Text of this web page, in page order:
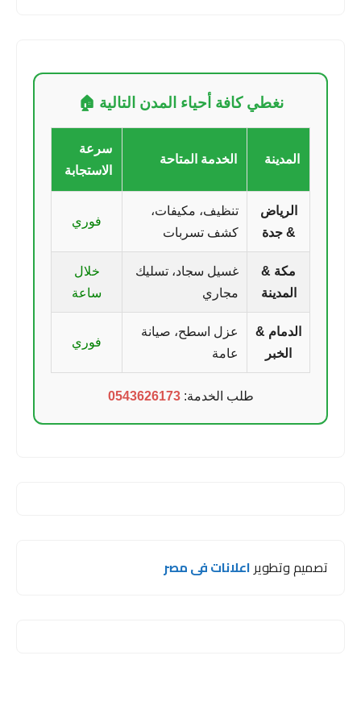
نغطي كافة أحياء المدن التالية 🏠
المدينة الخدمة المتاحة
سرعة
الاستجابة
الرياض
& جدة
تنظيف، مكيفات،
كشف تسربات
فوري
مكة &
المدينة
غسيل سجاد، تسليك
مجاري
خلال
ساعة
الدمام &
الخبر
عزل اسطح، صيانة
عامة
فوري
طلب الخدمة:0543626173
تصميم وتطويراعلانات فى مصر